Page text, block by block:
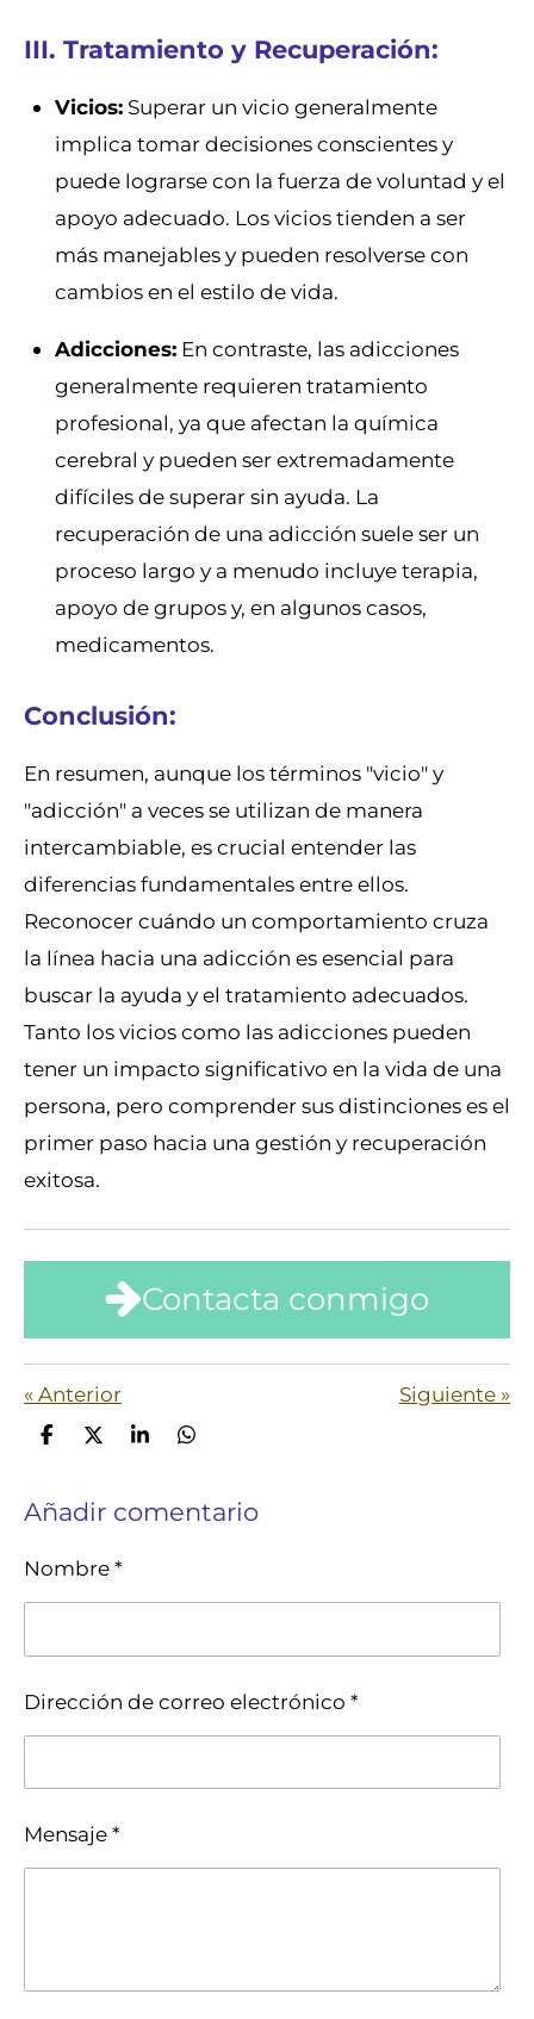
III. Tratamiento y Recuperación:
Vicios: Superar un vicio generalmente
implica tomar decisiones conscientes y
puede lograrse con la fuerza de voluntad y el
apoyo adecuado. Los vicios tienden a ser
más manejables y pueden resolverse con
cambios en el estilo de vida.
Adicciones: En contraste, las adicciones
generalmente requieren tratamiento
profesional, ya que afectan la química
cerebral y pueden ser extremadamente
difíciles de superar sin ayuda. La
recuperación de una adicción suele ser un
proceso largo y a menudo incluye terapia,
apoyo de grupos y, en algunos casos,
medicamentos.
Conclusión:
En resumen, aunque los términos "vicio" y
"adicción" a veces se utilizan de manera
intercambiable, es crucial entender las
diferencias fundamentales entre ellos.
Reconocer cuándo un comportamiento cruza
la línea hacia una adicción es esencial para
buscar la ayuda y el tratamiento adecuados.
Tanto los vicios como las adicciones pueden
tener un impacto significativo en la vida de una
persona, pero comprender sus distinciones es el
primer paso hacia una gestión y recuperación
exitosa.
Contacta conmigo
«Anterior Siguiente »
C
p
t
C
p
t
C
p
C
p
Añadir comentario
Nombre *
Dirección de correo electrónico *
Mensaje *